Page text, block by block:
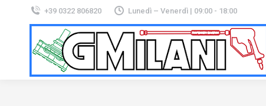
+39 0322 806820 Lunedì – Venerdì | 09:00 - 18:00